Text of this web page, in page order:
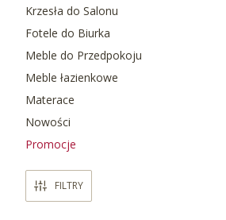
Krzesła do Salonu
Fotele do Biurka
Meble do Przedpokoju
Meble łazienkowe
Materace
Nowości
Promocje
FILTRY